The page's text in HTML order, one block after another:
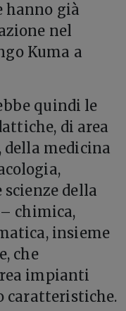
hanno già
nel
Kuma a
quindi le
di area
medicina
della
chimica,
insieme
che
impianti
caratteristiche.